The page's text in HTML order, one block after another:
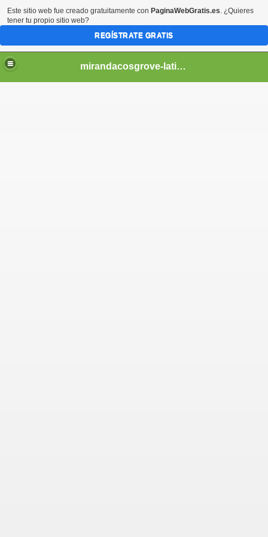
mirandacosgrove-latino
Este sitio web fue creado gratuitamente con PaginaWebGratis.es. ¿Quieres
tener tu propio sitio web?
REGÍSTRATE GRATIS